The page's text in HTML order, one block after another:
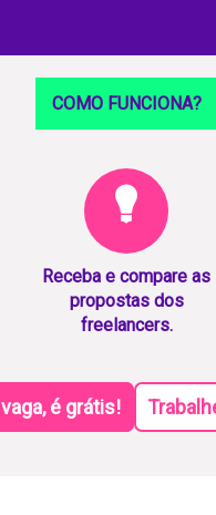
COMO FUNCIONA?
Receba e compare as
propostas dos
freelancers.
é grátis!